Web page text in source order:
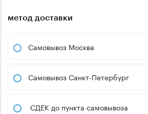
метод доставки
Самовывоз Москва
Самовывоз Санкт-Петербург
СДЕК до пункта самовывоза